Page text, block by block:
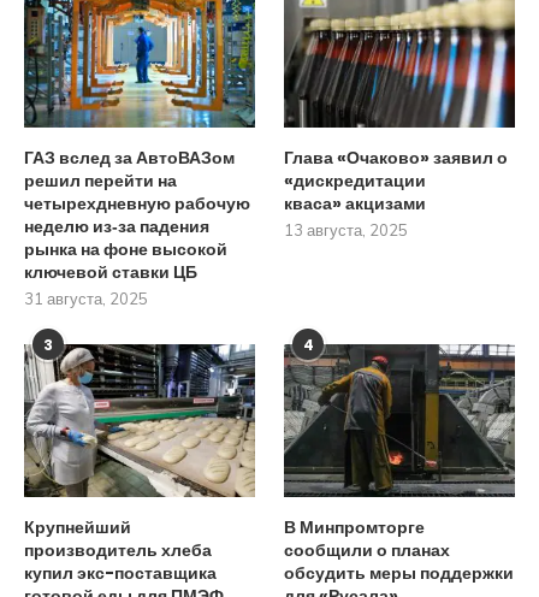
ГАЗ вслед за АвтоВАЗом
решил перейти на
четырехдневную рабочую
неделю из‑за падения
рынка на фоне высокой
ключевой ставки ЦБ
31 августа, 2025
Глава «Очаково» заявил о
«дискредитации
кваса» акцизами
13 августа, 2025
3
Крупнейший
производитель хлеба
купил экс-поставщика
4
В Минпромторге
сообщили о планах
обсудить меры поддержки